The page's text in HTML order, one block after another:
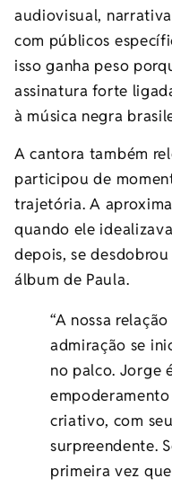
audiovisual,
com públicos
isso ganha peso
assinatura forte
à música negra
A cantora também
participou de
trajetória. A
quando ele
depois, se
álbum de Paula.
“A nossa
admiração se
no palco. Jorge
criativo, com
surpreendente.
primeira vez